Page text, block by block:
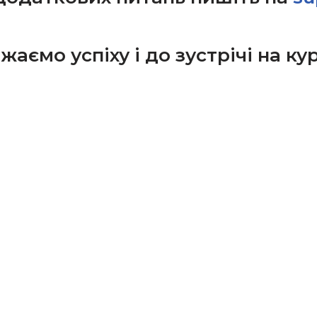
успіху і до зустрічі на